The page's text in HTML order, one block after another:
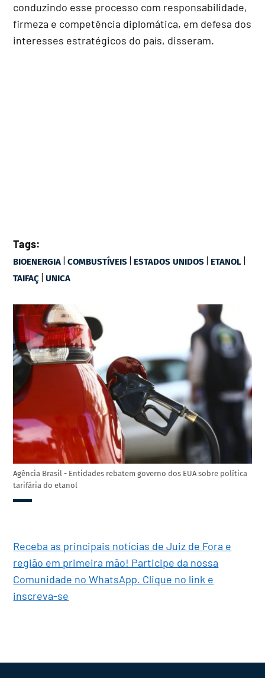
conduzindo esse processo com responsabilidade,
firmeza e competência diplomática, em defesa dos
interesses estratégicos do país, disseram.
Tags:
BIOENERGIA |COMBUSTÍVEIS | ESTADOS UNIDOS | ETANOL |
TAIFAÇ |UNICA
Agência Brasil - Entidades rebatem governo dos EUA sobre política
tarifária do etanol
Receba as principais notícias de Juiz de Fora e
região em primeira mão! Participe da nossa
Comunidade no WhatsApp. Clique no link e
inscreva-se